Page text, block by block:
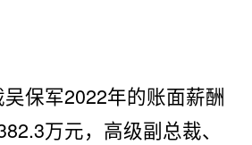
保军2022年的账面薪酬
万元，高级副总裁、